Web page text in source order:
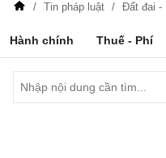
Tin pháp luật Đất đai -
Hành chính Thuế - Phí